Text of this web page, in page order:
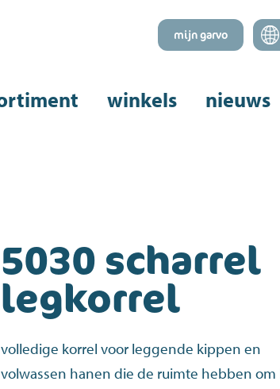
mijn garvo
winkels nieuws
5030 scharrel
legkorrel
volledige korrel voor leggende kippen en
volwassen hanen die de ruimte hebben om